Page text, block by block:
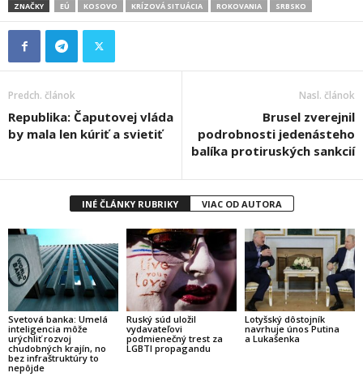
ZNAČKY EÚ KOSOVO KRÍZOVÁ SITUÁCIA ROKOVANIA SRBSKO
Predch. článok
Republika: Čaputovej vláda
by mala len kúriť a svietiť
Nasl. článok
Brusel zverejnil
podrobnosti jedenásteho
balíka protiruských sankcií
INÉ ČLÁNKY RUBRIKY VIAC OD AUTORA
Svetová banka: Umelá
inteligencia môže
urýchliť rozvoj
chudobných krajín, no
bez infraštruktúry to
nepôjde
Ruský súd uložil
vydavateľovi
podmienečný trest za
LGBTI propagandu
Lotyšský dôstojník
navrhuje únos Putina
a Lukašenka